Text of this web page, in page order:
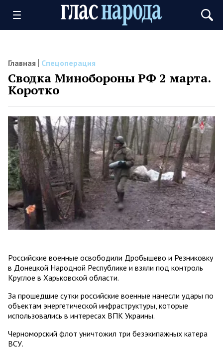
Главная Спецоперация
Сводка Минобороны РФ 2 марта.
Коротко
Российские военные освободили Дробышево и Резниковку
в Донецкой Народной Республике и взяли под контроль
Круглое в Харьковской области.
За прошедшие сутки российские военные нанесли удары по
объектам энергетической инфраструктуры, которые
использовались в интересах ВПК Украины.
Черноморский флот уничтожил три безэкипажных катера
ВСУ.